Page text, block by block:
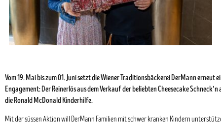
Vom 19. Mai bis zum 01. Juni setzt die Wiener Traditionsbäckerei DerMann erneut
Engagement: Der Reinerlös aus dem Verkauf der beliebten Cheesecake
die Ronald McDonald Kinderhilfe.
Mit der süssen Aktion will DerMann Familien mit schwer kranken Kindern